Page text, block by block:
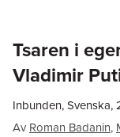
Tsaren i
Vladimir
Inbunden, Svenska,
Av Roman Badanin,